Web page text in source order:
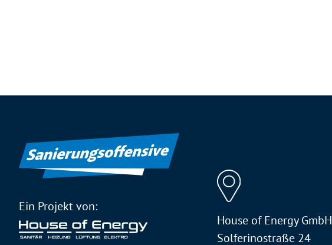
Ein Projekt von:
House of Energy GmbH
Solferinostraße 24